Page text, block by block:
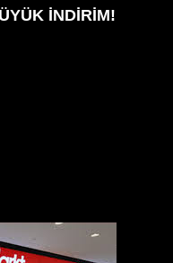
İNDİRİM!